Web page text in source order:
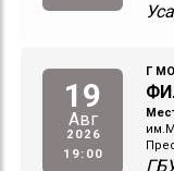
19
Авг
2026
19:00
Г